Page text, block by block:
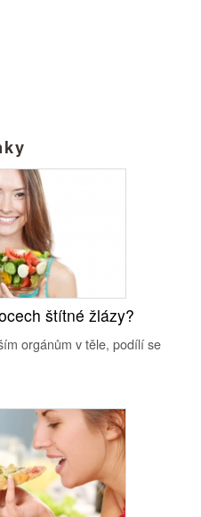
štítné žlázy?
orgánům v těle, podílí se